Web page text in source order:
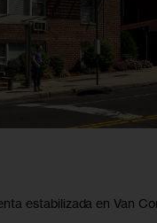
estabilizada en Van